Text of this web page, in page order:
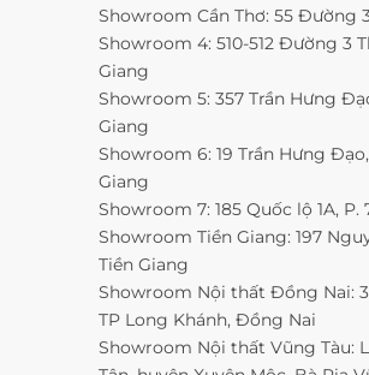
Showroom Cần Thơ: 55 Đường
Showroom 4: 510-512 Đường 3
Giang
Showroom 5: 357 Trần Hưng
Giang
Showroom 6: 19 Trần Hưng
Giang
Showroom 7: 185 Quốc lộ 1A, P.
Showroom Tiền Giang: 197
Tiền Giang
Showroom Nội thất Đồng Nai:
TP Long Khánh, Đồng Nai
Showroom Nội thất Vũng Tàu: